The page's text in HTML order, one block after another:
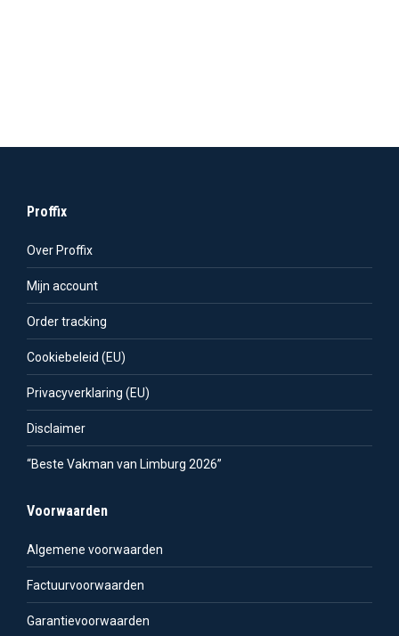
Proffix
Over Proffix
Mijn account
Order tracking
Cookiebeleid (EU)
Privacyverklaring (EU)
Disclaimer
“Beste Vakman van Limburg 2026”
Voorwaarden
Algemene voorwaarden
Factuurvoorwaarden
Garantievoorwaarden